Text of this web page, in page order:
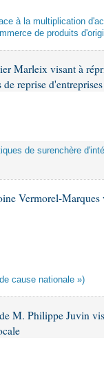
à la multiplication
de produits
Marleix visant à
reprise d'entreprises
de surenchère
Vermorel-Marques
cause nationale »)
M. Philippe Juvin